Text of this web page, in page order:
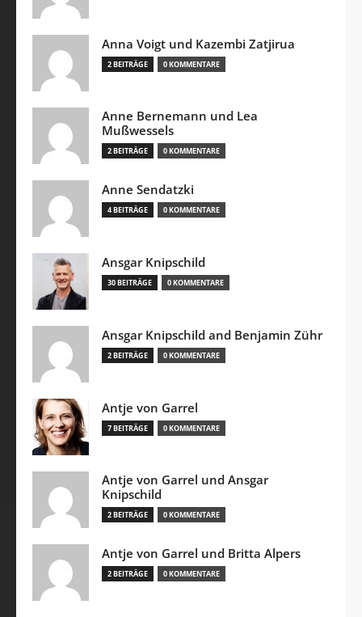
Anna Voigt und Kazembi Zatjirua
2 BEITRÄGE 0 KOMMENTARE
Anne Bernemann und Lea
Mußwessels
2 BEITRÄGE 0 KOMMENTARE
Anne Sendatzki
4 BEITRÄGE 0 KOMMENTARE
Ansgar Knipschild
30 BEITRÄGE 0 KOMMENTARE
Ansgar Knipschild and Benjamin Zühr
2 BEITRÄGE 0 KOMMENTARE
Antje von Garrel
7 BEITRÄGE 0 KOMMENTARE
Antje von Garrel und Ansgar
Knipschild
2 BEITRÄGE 0 KOMMENTARE
Antje von Garrel und Britta Alpers
2 BEITRÄGE 0 KOMMENTARE